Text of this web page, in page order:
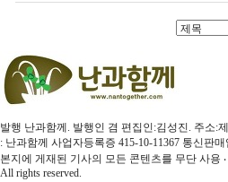
발행 난과함께. 발행인 겸 편집인:김성진. 주소:
: 난과함께 사업자등록증 415-10-11367 통신판
본지에 게재된 기사의 모든 콘텐츠를 무단 사용
All rights reserved.